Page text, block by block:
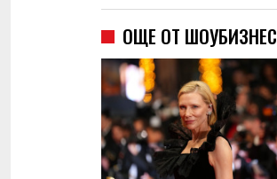
ОЩЕ ОТ ШОУБИЗНЕС